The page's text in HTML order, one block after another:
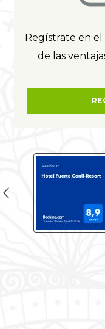
Regístrate en
de las